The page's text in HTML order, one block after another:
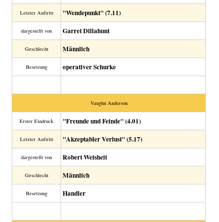
Letzter Auftritt "Wendepunkt" (7.11)
dargestellt von Garret Dillahunt
Geschlecht Männlich
Besetzung operativer Schurke
Vaughn Anderson
Erster Eindruck "Freunde und Feinde" (4.01)
Letzter Auftritt "Akzeptabler Verlust" (5.17)
dargestellt von Robert Weisheit
Geschlecht Männlich
Besetzung Handler